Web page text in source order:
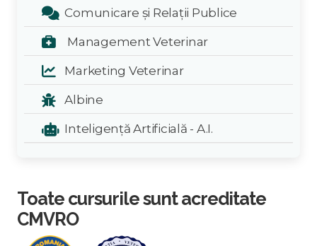
Comunicare și Relații Publice
Management Veterinar
Marketing Veterinar
Albine
Inteligență Artificială - A.I.
Toate cursurile sunt acreditate
CMVRO